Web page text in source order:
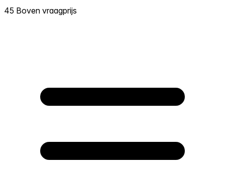
45 Boven vraagprijs